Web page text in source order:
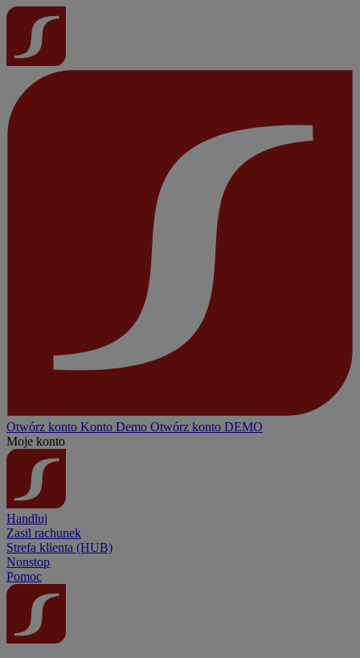
Otwórz konto Konto Demo Otwórz konto DEMO
Moje konto
Handluj
Zasil rachunek
Strefa klienta (HUB)
Nonstop
Pomoc